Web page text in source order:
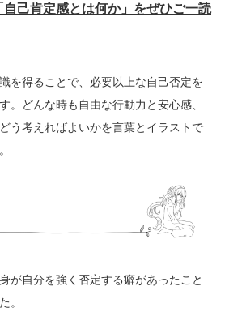
己肯定感とは何か」をぜひご一読
を得ることで、必要以上な自己否定を
。どんな時も自由な行動力と安心感、
う考えればよいかを言葉とイラストで
が自分を強く否定する癖があったこと
。